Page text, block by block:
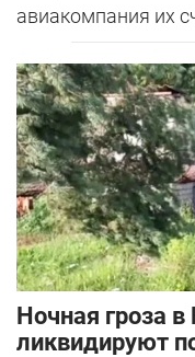
авиакомпания их
Ночная гроза в
ликвидируют